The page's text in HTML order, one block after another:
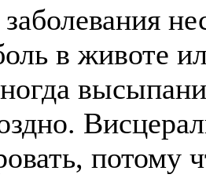
в животе
потому